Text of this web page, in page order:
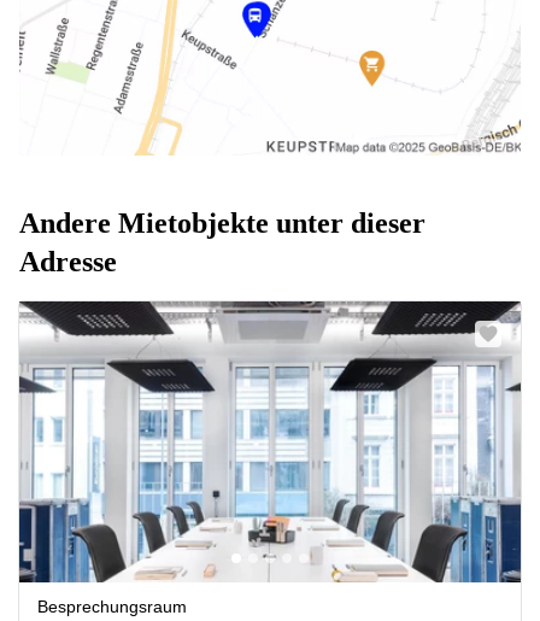
Andere Mietobjekte unter dieser
Adresse
Besprechungsraum